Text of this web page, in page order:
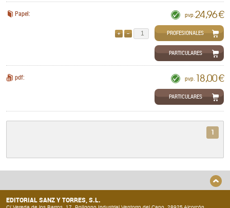
Papel: pvp. 24,96 €
QUITARPROFESIONALES
PARTICULARES
pdf: pvp. 18,00 €
PARTICULARES
1
EDITORIAL SANZ Y TORRES, S.L.